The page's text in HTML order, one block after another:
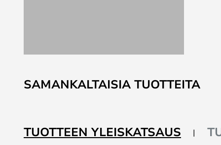
to
the
the
images
SAMANKALTAISIA TUOTTEITA
TUOTTEEN YLEISKATSAUS